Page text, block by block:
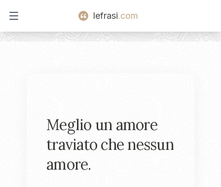
Open main menu
lefrasi.com
Meglio un amore
traviato che nessun
amore.